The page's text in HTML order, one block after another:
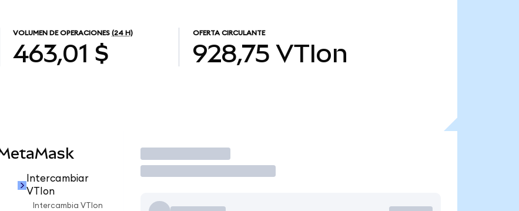
VOLUMEN DE OPERACIONES (24 H)
463,01 $
OFERTA CIRCULANTE
928,75 VTIon
Intercambiar
VTIon
Intercambia VTIon
Operar